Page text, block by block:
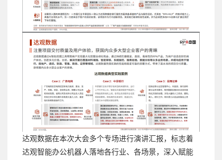
达观数据在本次大会多个专场进行演讲汇报，标志着
达观智能办公机器人落地各行业、各场景，深入赋能